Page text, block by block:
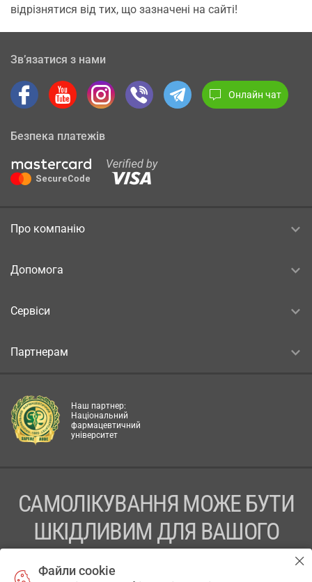
відрізнятися від тих, що зазначені на сайті!
Зв’язатися з нами
Онлайн чат
Безпека платежів
Про компанію
Допомога
Сервіси
Партнерам
Наш партнер:
Національний
фармацевтичний
університет
САМОЛІКУВАННЯ МОЖЕ БУТИ
ШКІДЛИВИМ ДЛЯ ВАШОГО
Файли cookie